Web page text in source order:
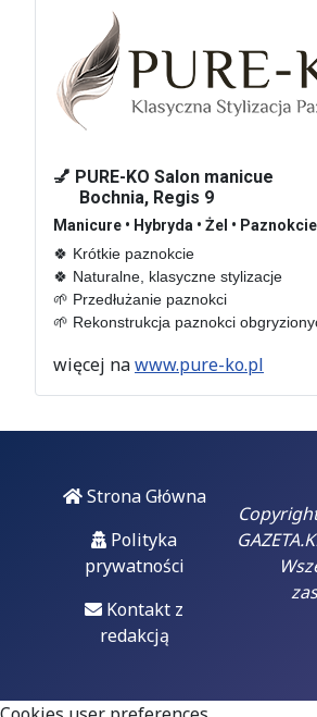
2026 roku w
Oranżerii Dworu
01
Hotel De Niro –
sprawa nie
znów lokalna
Wydawać by się
mogło, że
sprawie lokalnej...
"Czarzasty już
dobrze wie,
czas jego
błazenady się
skończył,
💅 PURE-KO Salon manicue
Bochnia, Regis 9
Manicure • Hybryda • Żel • Paznokcie
🍀 Krótkie paznokcie
🍀 Naturalne, klasyczne stylizacje
🌱 Przedłużanie paznokci
🌱 Rekonstrukcja paznokci
więcej nawww.pure-ko.pl
Strona Główna
Polityka
prywatności
Kontakt z
redakcją